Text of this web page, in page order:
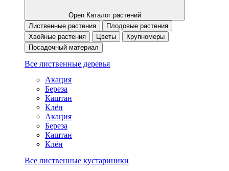
Open Каталог растений
Лиственные растения
Плодовые растения
Хвойные растения
Цветы
Крупномеры
Посадочный материал
Все лиственные деревья
Акация
Береза
Каштан
Клён
Акация
Береза
Каштан
Клён
Все лиственные кустариники